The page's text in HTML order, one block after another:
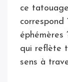
ce
correspond
éphémères
qui reflète
sens à